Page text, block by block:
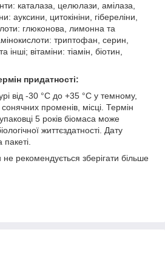
каталаза, целюлази, амілаза,
ауксини, цитокініни, гібереліни,
глюконова, лимонна та
триптофан, серин,
інші; вітаміни: тіамін, біотин,
придатності:
від -30 °С до +35 °С у темному,
променів, місці. Термін
5 років біомаса може
життєздатності. Дату
рекомендується зберігати більше